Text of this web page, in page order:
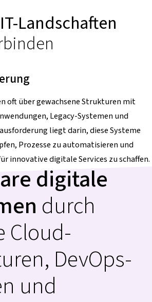
Landschaften
oft über gewachsene Strukturen mit
Legacy-Systemen und
liegt darin, diese Systeme
Prozesse zu automatisieren und
innovative digitale Services zu schaffen.
digitale
durch
Cloud-
DevOps-
und